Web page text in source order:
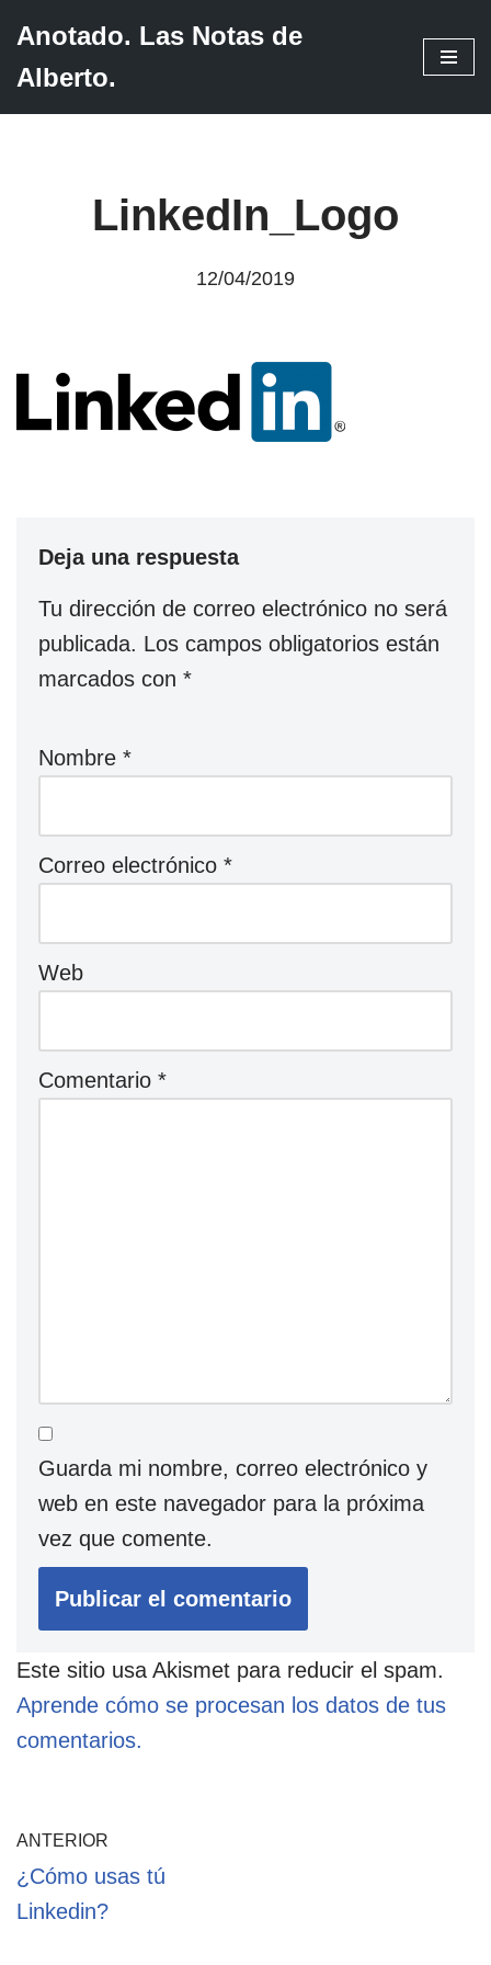
Saltar
Anotado. Las Notas de
Alberto.
LinkedIn_Logo
12/04/2019
Deja una respuesta
Tu dirección de correo electrónico no será
publicada. Los campos obligatorios están
marcados con *
Nombre *
Correo electrónico *
Web
Comentario *
Guarda mi nombre, correo electrónico y
web en este navegador para la próxima
vez que comente.
Este sitio usa Akismet para reducir el spam.
Aprende cómo se procesan los datos de tus
comentarios.
ANTERIOR
¿Cómo usas tú
Linkedin?